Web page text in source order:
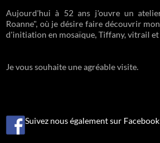
Aujourd'hui à 52 ans j'ouvre un
Roanne", où je désire faire découvrir
d'initiation en mosaïque, Tiffany, vitrail et
Je vous souhaite une agréable visite.
Suivez nous également sur Facebook